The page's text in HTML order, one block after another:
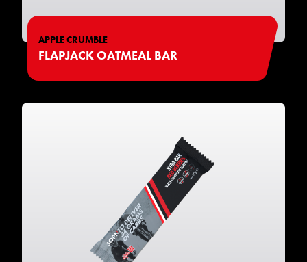
APPLE CRUMBLE
FLAPJACK OATMEAL BAR